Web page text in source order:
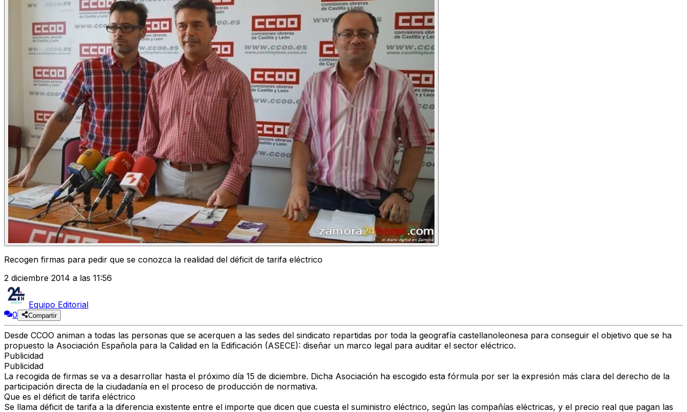
Recogen firmas para pedir que se conozca la realidad del déficit de tarifa eléctrico
2 diciembre 2014 a las 11:56
Equipo Editorial
0
Compartir
Desde CCOO animan a todas las personas que se acerquen a las sedes del sindicato repartidas por toda la geografía castellanoleonesa para conseguir el objetivo que se ha
propuesto la Asociación Española para la Calidad en la Edificación (ASECE): diseñar un marco legal para auditar el sector eléctrico.
Publicidad
Publicidad
La recogida de firmas se va a desarrollar hasta el próximo día 15 de diciembre. Dicha Asociación ha escogido esta fórmula por ser la expresión más clara del derecho de la
participación directa de la ciudadanía en el proceso de producción de normativa.
Que es el déficit de tarifa eléctrico
Se llama déficit de tarifa a la diferencia existente entre el importe que dicen que cuesta el suministro eléctrico, según las compañías eléctricas, y el precio real que pagan las